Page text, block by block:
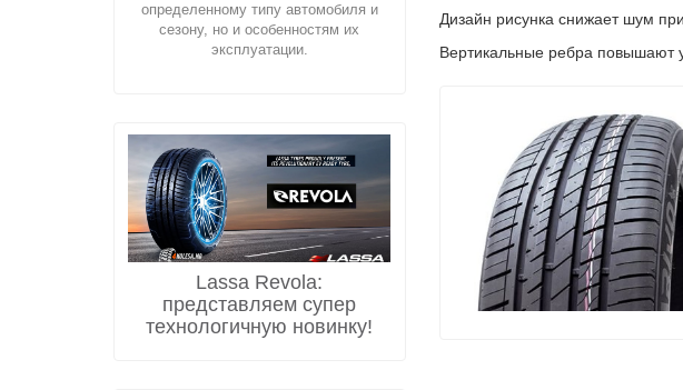
Дизайн рисунка снижает шум
Вертикальные ребра повышают
определенному типу автомобиля и
сезону, но и особенностям их
эксплуатации.
Lassa Revola:
представляем супер
технологичную новинку!